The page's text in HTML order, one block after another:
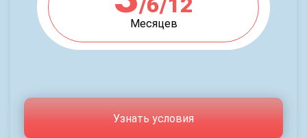
Месяцев
Узнать условия